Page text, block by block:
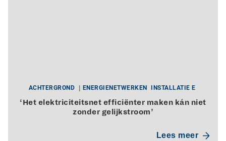
ACHTERGROND ENERGIENETWERKEN INSTALLATIE E
‘Het elektriciteitsnet efficiënter maken kán niet
zonder gelijkstroom’
Lees meer